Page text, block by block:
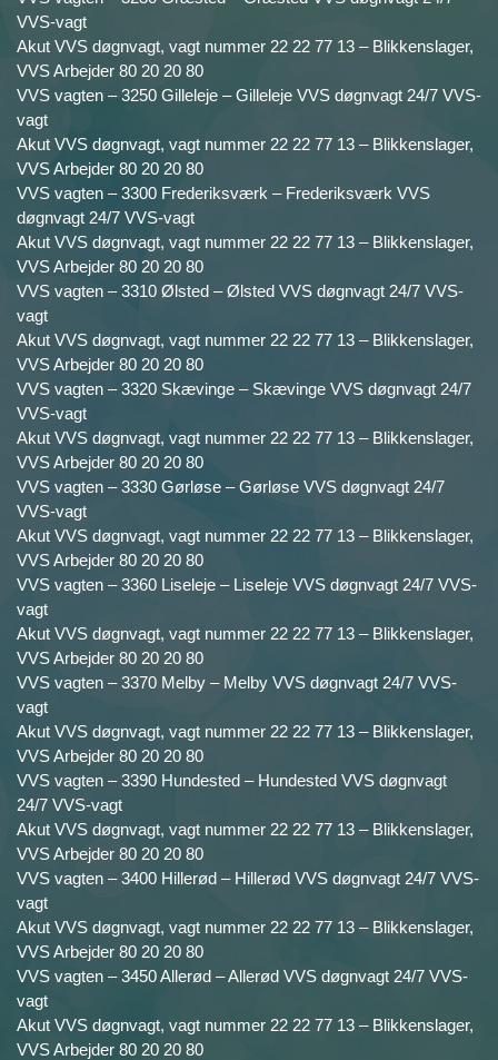
VVS-vagt
Akut VVS døgnvagt, vagt nummer 22 22 77 13 – Blikkenslager,
VVS Arbejder 80 20 20 80
VVS vagten – 3250 Gilleleje – Gilleleje VVS døgnvagt 24/7 VVS-
vagt
Akut VVS døgnvagt, vagt nummer 22 22 77 13 – Blikkenslager,
VVS Arbejder 80 20 20 80
VVS vagten – 3300 Frederiksværk – Frederiksværk VVS
døgnvagt 24/7 VVS-vagt
Akut VVS døgnvagt, vagt nummer 22 22 77 13 – Blikkenslager,
VVS Arbejder 80 20 20 80
VVS vagten – 3310 Ølsted – Ølsted VVS døgnvagt 24/7 VVS-
vagt
Akut VVS døgnvagt, vagt nummer 22 22 77 13 – Blikkenslager,
VVS Arbejder 80 20 20 80
VVS vagten – 3320 Skævinge – Skævinge VVS døgnvagt 24/7
VVS-vagt
Akut VVS døgnvagt, vagt nummer 22 22 77 13 – Blikkenslager,
VVS Arbejder 80 20 20 80
VVS vagten – 3330 Gørløse – Gørløse VVS døgnvagt 24/7
VVS-vagt
Akut VVS døgnvagt, vagt nummer 22 22 77 13 – Blikkenslager,
VVS Arbejder 80 20 20 80
VVS vagten – 3360 Liseleje – Liseleje VVS døgnvagt 24/7 VVS-
vagt
Akut VVS døgnvagt, vagt nummer 22 22 77 13 – Blikkenslager,
VVS Arbejder 80 20 20 80
VVS vagten – 3370 Melby – Melby VVS døgnvagt 24/7 VVS-
vagt
Akut VVS døgnvagt, vagt nummer 22 22 77 13 – Blikkenslager,
VVS Arbejder 80 20 20 80
VVS vagten – 3390 Hundested – Hundested VVS døgnvagt
24/7 VVS-vagt
Akut VVS døgnvagt, vagt nummer 22 22 77 13 – Blikkenslager,
VVS Arbejder 80 20 20 80
VVS vagten – 3400 Hillerød – Hillerød VVS døgnvagt 24/7 VVS-
vagt
Akut VVS døgnvagt, vagt nummer 22 22 77 13 – Blikkenslager,
VVS Arbejder 80 20 20 80
VVS vagten – 3450 Allerød – Allerød VVS døgnvagt 24/7 VVS-
vagt
Akut VVS døgnvagt, vagt nummer 22 22 77 13 – Blikkenslager,
VVS Arbejder 80 20 20 80